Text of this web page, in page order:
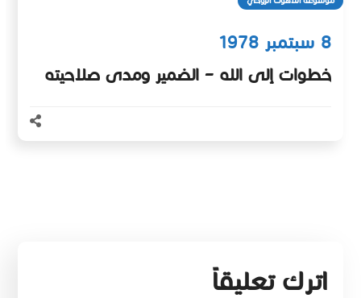
8 سبتمبر 1978
خطوات إلى الله – الضمير ومدى صلاحيته
اترك تعليقاً